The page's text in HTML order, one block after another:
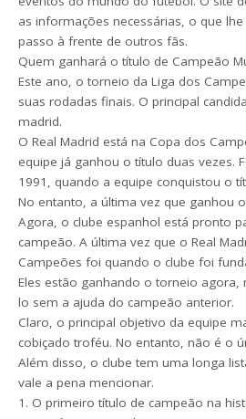
as informações necessárias, o que
passo à frente de outros fãs.
Quem ganhará o título de Campeão
Este ano, o torneio da Liga dos
suas rodadas finais. O principal
madrid.
O Real Madrid está na Copa dos
equipe já ganhou o título duas vezes.
1991, quando a equipe conquistou o
No entanto, a última vez que ganhou
Agora, o clube espanhol está pronto
campeão. A última vez que o Real
Campeões foi quando o clube foi
Eles estão ganhando o torneio agora,
lo sem a ajuda do campeão anterior.
Claro, o principal objetivo da equipe
cobiçado troféu. No entanto, não é o
Além disso, o clube tem uma longa
vale a pena mencionar.
1. O primeiro título de campeão na